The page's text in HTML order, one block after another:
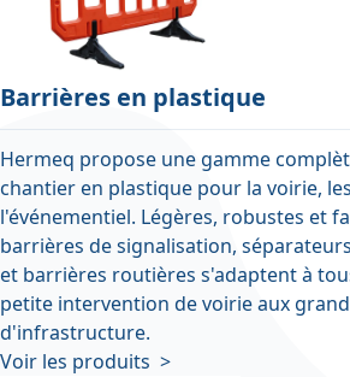
Barrières en plastique
Hermeq propose une gamme
chantier en plastique pour la voirie,
l'événementiel. Légères, robustes et
barrières de signalisation,
et barrières routières s'adaptent à
petite intervention de voirie aux
d'infrastructure.
Voir les produits >